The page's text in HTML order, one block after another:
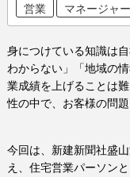
営業 マネージャー
身につけている知識は
わからない」「地域の
業成績を上げることは
性の中で、お客様の問
今回は、新建新聞社盛
え、住宅営業パーソン